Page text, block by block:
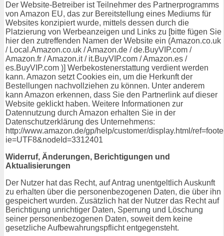
Der Website-Betreiber ist Teilnehmer des Partnerprogramms
von Amazon EU, das zur Bereitstellung eines Mediums für
Websites konzipiert wurde, mittels dessen durch die
Platzierung von Werbeanzeigen und Links zu [bitte fügen Sie
hier den zutreffenden Namen der Website ein (Amazon.co.uk
/ Local.Amazon.co.uk / Amazon.de / de.BuyVIP.com /
Amazon.fr / Amazon.it / it.BuyVIP.com / Amazon.es /
es.BuyVIP.com )] Werbekostenerstattung verdient werden
kann. Amazon setzt Cookies ein, um die Herkunft der
Bestellungen nachvollziehen zu können. Unter anderem
kann Amazon erkennen, dass Sie den Partnerlink auf dieser
Website geklickt haben. Weitere Informationen zur
Datennutzung durch Amazon erhalten Sie in der
Datenschutzerklärung des Unternehmens:
http://www.amazon.de/gp/help/customer/display.html/
ie=UTF8&nodeId=3312401
Widerruf, Änderungen, Berichtigungen und
Aktualisierungen
Der Nutzer hat das Recht, auf Antrag unentgeltlich Auskunft
zu erhalten über die personenbezogenen Daten, die über ihn
gespeichert wurden. Zusätzlich hat der Nutzer das Recht auf
Berichtigung unrichtiger Daten, Sperrung und Löschung
seiner personenbezogenen Daten, soweit dem keine
gesetzliche Aufbewahrungspflicht entgegensteht.